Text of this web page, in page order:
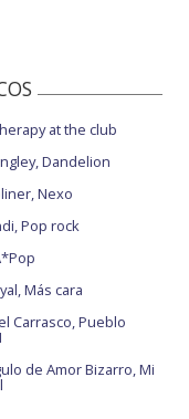
at the club
Dandelion
Nexo
Pop rock
Más cara
Carrasco, Pueblo
de Amor Bizarro, Mi